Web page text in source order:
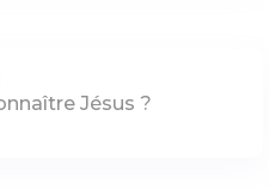
Jésus ?